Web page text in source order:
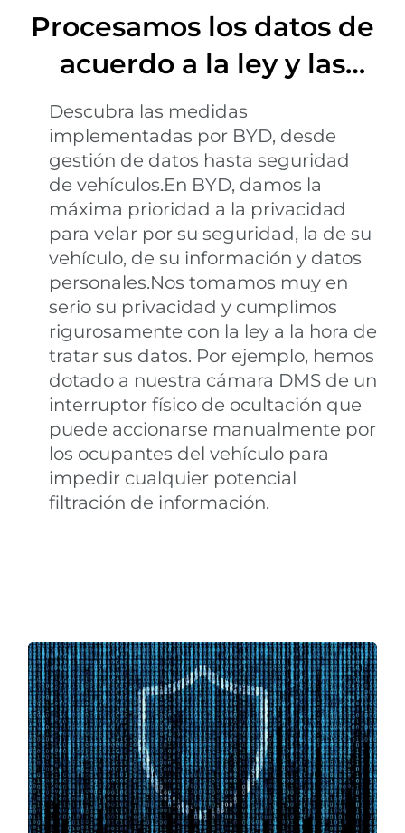
Procesamos los datos de
acuerdo a la ley y las
normativas vigentes
Descubra las medidas
implementadas por BYD, desde
gestión de datos hasta seguridad
de vehículos.En BYD, damos la
máxima prioridad a la privacidad
para velar por su seguridad, la de su
vehículo, de su información y datos
personales.Nos tomamos muy en
serio su privacidad y cumplimos
rigurosamente con la ley a la hora de
tratar sus datos. Por ejemplo, hemos
dotado a nuestra cámara DMS de un
interruptor físico de ocultación que
puede accionarse manualmente por
los ocupantes del vehículo para
impedir cualquier potencial
filtración de información.